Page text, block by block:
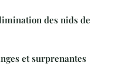
des nids de
et surprenantes